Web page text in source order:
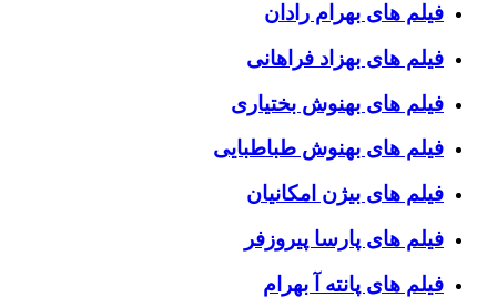
فیلم های بهرام رادان
فیلم های بهزاد فراهانی
فیلم های بهنوش بختیاری
فیلم های بهنوش طباطبایی
فیلم های بیژن امکانیان
فیلم های پارسا پیروزفر
فیلم های پانته آ بهرام